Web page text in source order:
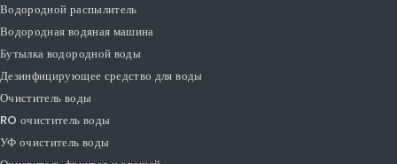
Очиститель настольного воздуха
Увлажнитель воздуха очиститель воздуха
Отрицатель отрицательного ионного воздуха
Очиститель воздуха TVOC
HEPA очиститель воздуха